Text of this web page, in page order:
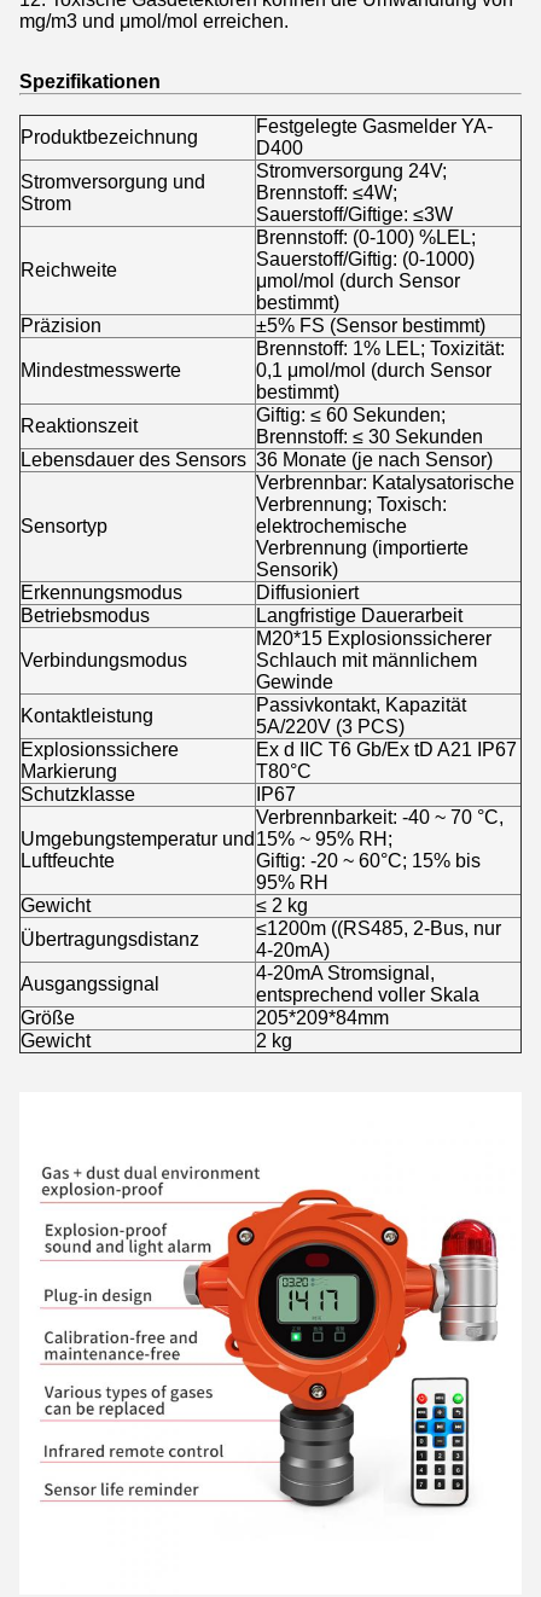
mg/m3 und μmol/mol erreichen.
Spezifikationen
Produktbezeichnung
Festgelegte Gasmelder YA-
D400
Stromversorgung und
Strom
Stromversorgung 24V;
Brennstoff: ≤4W;
Sauerstoff/Giftige: ≤3W
Reichweite
Brennstoff: (0-100) %LEL;
Sauerstoff/Giftig: (0-1000)
μmol/mol (durch Sensor
bestimmt)
Präzision
±5% FS (Sensor bestimmt)
Mindestmesswerte
Brennstoff: 1% LEL; Toxizität:
0,1 μmol/mol (durch Sensor
bestimmt)
Reaktionszeit
Giftig: ≤ 60 Sekunden;
Brennstoff: ≤ 30 Sekunden
Lebensdauer des Sensors 36 Monate (je nach Sensor)
Sensortyp
Verbrennbar: Katalysatorische
Verbrennung; Toxisch:
elektrochemische
Verbrennung (importierte
Sensorik)
Erkennungsmodus
Diffusioniert
Betriebsmodus
Langfristige Dauerarbeit
Verbindungsmodus
M20*15 Explosionssicherer
Schlauch mit männlichem
Gewinde
Kontaktleistung
Passivkontakt, Kapazität
5A/220V (3 PCS)
Explosionssichere
Markierung
Ex d IIC T6 Gb/Ex tD A21 IP67
T80°C
Schutzklasse
IP67
Umgebungstemperatur und
Luftfeuchte
Verbrennbarkeit: -40 ~ 70 °C,
15% ~ 95% RH;
Giftig: -20 ~ 60°C; 15% bis
95% RH
Gewicht
≤ 2 kg
Übertragungsdistanz
≤1200m ((RS485, 2-Bus, nur
4-20mA)
Ausgangssignal
4-20mA Stromsignal,
entsprechend voller Skala
Größe
205*209*84mm
Gewicht
2 kg